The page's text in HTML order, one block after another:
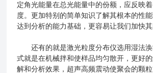
定角光能量在总光能量中的份额，应反映
度。更加特别的简单知识了解其根本的性
达到分析的能力基础，更容易让我们加快其
还有的就是激光粒度分布仪选用湿法涣
式就是在机械拌和使样品均匀散开，更好
解和分析效果，超声高频震动使聚会的颗